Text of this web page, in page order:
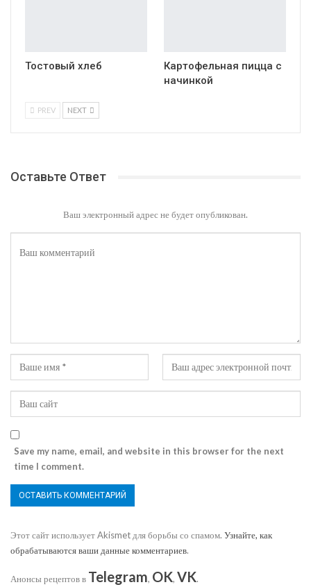
Тостовый хлеб
Картофельная пицца с
начинкой
PREV NEXT
Оставьте Ответ
Ваш электронный адрес не будет опубликован.
Save my name, email, and website in this browser for the next
time I comment.
Этот сайт использует Akismet для борьбы со спамом. Узнайте, как
обрабатываются ваши данные комментариев.
Анонсы рецептов в Telegram, OK, VK.